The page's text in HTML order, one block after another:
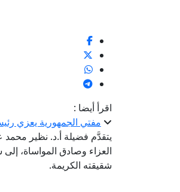
اقرأ أيضا :
مفتي الجمهورية يعزي
يتقدَّم فضيلة أ.د. نظير محمد
العزاء وصادق المواساة،
شقيقته الكريمة.